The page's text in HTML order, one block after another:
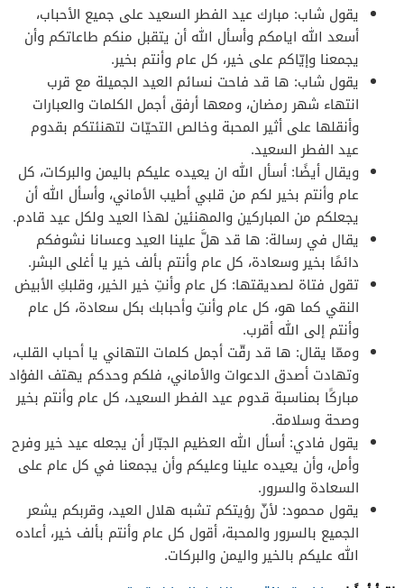
يقول شاب: مبارك عيد الفطر السعيد على جميع الأحباب،
أسعد الله ايامكم وأسأل الله أن يتقبل منكم طاعاتكم وأن
يجمعنا وإيّاكم على خير، كل عام وأنتم بخير.
يقول شاب: ها قد فاحت نسائم العيد الجميلة مع قرب
انتهاء شهر رمضان، ومعها أرفق أجمل الكلمات والعبارات
وأنقلها على أثير المحبة وخالص التحيّات لتهنئتكم بقدوم
عيد الفطر السعيد.
ويقال أيضًا: أسأل الله ان يعيده عليكم باليمن والبركات، كل
عام وأنتم بخير لكم من قلبي أطيب الأماني، وأسأل الله أن
يجعلكم من المباركين والمهنئين لهذا العيد ولكل عيد قادم.
يقال في رسالة: ها قد هلَّ علينا العيد وعسانا نشوفكم
دائمًا بخير وسعادة، كل عام وأنتم بألف خير يا أغلى البشر.
تقول فتاة لصديقتها: كل عام وأنتِ خير الخير، وقلبكِ الأبيض
النقي كما هو، كل عام وأنتِ وأحبابك بكل سعادة، كل عام
وأنتم إلى الله أقرب.
وممّا يقال: ها قد رقّت أجمل كلمات التهاني يا أحباب القلب،
وتهادت أصدق الدعوات والأماني، فلكم وحدكم يهتف الفؤاد
مباركًا بمناسبة قدوم عيد الفطر السعيد، كل عام وأنتم بخير
وصحة وسلامة.
يقول فادي: أسأل الله العظيم الجبّار أن يجعله عيد خير وفرح
وأمل، وأن يعيده علينا وعليكم وأن يجمعنا في كل عام على
السعادة والسرور.
يقول محمود: لأنّ رؤيتكم تشبه هلال العيد، وقربكم يشعر
الجميع بالسرور والمحبة، أقول كل عام وأنتم بألف خير، أعاده
الله عليكم بالخير واليمن والبركات.